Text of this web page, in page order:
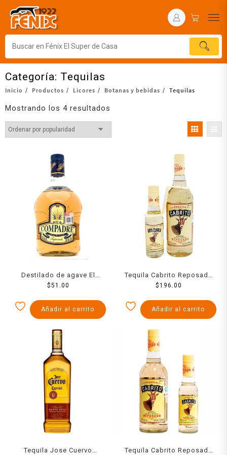
Categoría: Tequilas
Inicio Productos Licores Botanas y bebidas Tequilas
Mostrando los 4 resultados
Destilado de agave El
Compadre reposado 750 ml
$51.00
Añadir al carrito
Tequila Cabrito Reposado
de 950 ml + Cabrito de 250
$196.00
Añadir al carrito
Tequila Jose Cuervo Tequila Cabrito Reposado